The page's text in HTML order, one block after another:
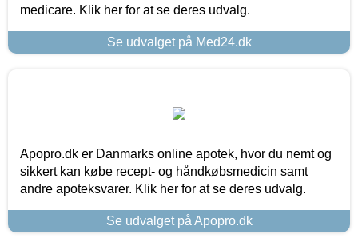
medicare. Klik her for at se deres udvalg.
Se udvalget på Med24.dk
Apopro.dk er Danmarks online apotek, hvor du nemt og
sikkert kan købe recept- og håndkøbsmedicin samt
andre apoteksvarer. Klik her for at se deres udvalg.
Se udvalget på Apopro.dk